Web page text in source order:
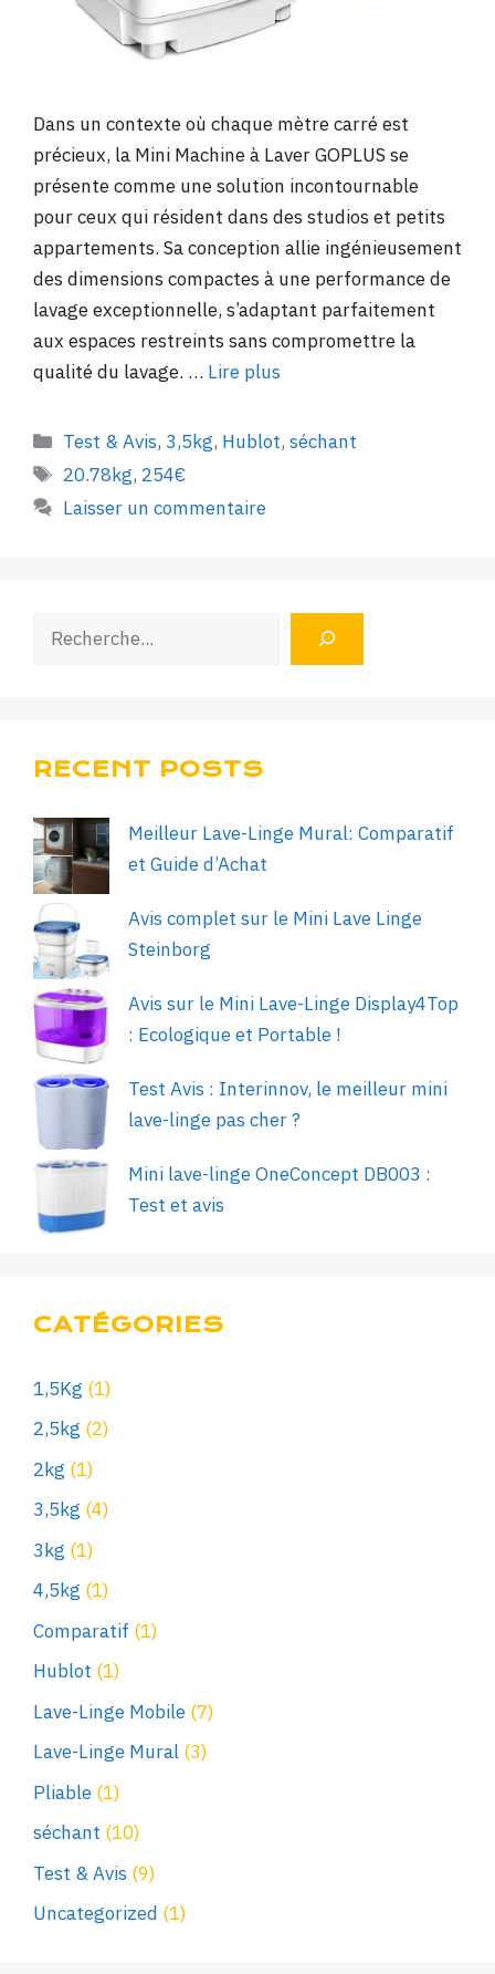
Dans un contexte où chaque mètre carré est
précieux, la Mini Machine à Laver GOPLUS se
présente comme une solution incontournable
pour ceux qui résident dans des studios et petits
appartements. Sa conception allie ingénieusement
des dimensions compactes à une performance de
lavage exceptionnelle, s’adaptant parfaitement
aux espaces restreints sans compromettre la
qualité du lavage. … Lire plus
Catégories
Test & Avis, 3,5kg, Hublot,séchant
Étiquettes
20.78kg, 254€
Laisser un commentaire
Rechercher
RECENT POSTS
Meilleur Lave-Linge Mural: Comparatif
et Guide d’Achat
Avis complet sur le Mini Lave Linge
Steinborg
Avis sur le Mini Lave-Linge Display4Top
: Ecologique et Portable !
Test Avis : Interinnov, le meilleur mini
lave-linge pas cher ?
Mini lave-linge OneConcept DB003 :
Test et avis
CATÉGORIES
1,5Kg (1)
2,5kg (2)
2kg (1)
3,5kg (4)
3kg (1)
4,5kg (1)
Comparatif (1)
Hublot (1)
Lave-Linge Mobile (7)
Lave-Linge Mural (3)
Pliable (1)
séchant (10)
Test & Avis (9)
Uncategorized (1)